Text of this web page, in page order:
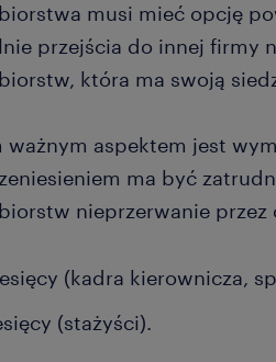
musi mieć opcję
przejścia do innej firmy
która ma swoją
ważnym aspektem jest
ma być
nieprzerwanie przez
(kadra kierownicza,
(stażyści).